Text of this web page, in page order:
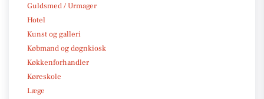
Guldsmed / Urmager
Hotel
Kunst og galleri
Købmand og døgnkiosk
Køkkenforhandler
Køreskole
Læge